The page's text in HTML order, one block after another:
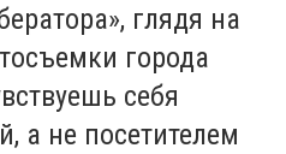
глядя на
города
себя
а не посетителем